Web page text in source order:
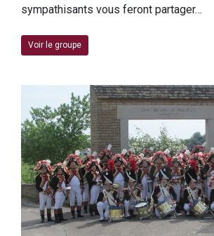
sympathisants vous feront partager…
Voir le groupe